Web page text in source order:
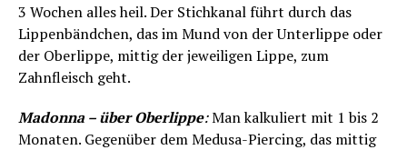
3 Wochen alles heil. Der Stichkanal führt durch das
Lippenbändchen, das im Mund von der Unterlippe oder
der Oberlippe, mittig der jeweiligen Lippe, zum
Zahnfleisch geht.
Madonna – über Oberlippe:Man kalkuliert mit 1 bis 2
Monaten. Gegenüber dem Medusa-Piercing, das mittig